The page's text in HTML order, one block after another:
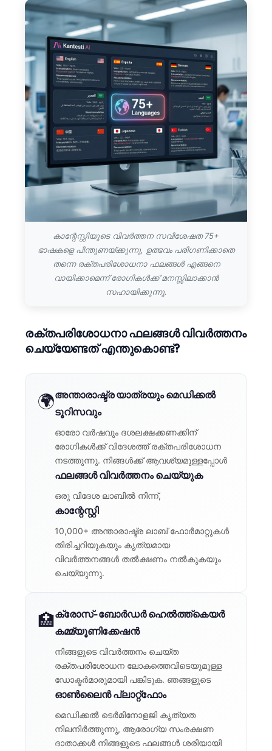
കാന്റേസ്റ്റിയുടെ വിവർത്തന സവിശേഷത 75+
ഭാഷകളെ പിന്തുണയ്ക്കുന്നു, ഉത്ഭവം പരിഗണിക്കാതെ
തന്നെ രക്തപരിശോധനാ ഫലങ്ങൾ എങ്ങനെ
വായിക്കാമെന്ന് രോഗികൾക്ക് മനസ്സിലാക്കാൻ
സഹായിക്കുന്നു.
രക്തപരിശോധനാ ഫലങ്ങൾ വിവർത്തനം
ചെയ്യേണ്ടത് എന്തുകൊണ്ട്?
🌍അന്താരാഷ്ട്ര യാത്രയും മെഡിക്കൽ
ടൂറിസവും
ഓരോ വർഷവും ദശലക്ഷക്കണക്കിന്
രോഗികൾക്ക് വിദേശത്ത് രക്തപരിശോധന
നടത്തുന്നു. നിങ്ങൾക്ക് ആവശ്യമുള്ളപ്പോൾ
ഫലങ്ങൾ വിവർത്തനം ചെയ്യുക
ഒരു വിദേശ ലാബിൽ നിന്ന്,
കാന്റേസ്റ്റി
10,000+ അന്താരാഷ്ട്ര ലാബ് ഫോർമാറ്റുകൾ
തിരിച്ചറിയുകയും കൃത്യമായ
വിവർത്തനങ്ങൾ തൽക്ഷണം നൽകുകയും
ചെയ്യുന്നു.
🏥ക്രോസ്-ബോർഡർ ഹെൽത്ത്കെയർ
കമ്മ്യൂണിക്കേഷൻ
നിങ്ങളുടെ വിവർത്തനം ചെയ്ത
രക്തപരിശോധന ലോകത്തെവിടെയുമുള്ള
ഡോക്ടർമാരുമായി പങ്കിടുക. ഞങ്ങളുടെ
ഓൺലൈൻ പ്ലാറ്റ്‌ഫോം
മെഡിക്കൽ ടെർമിനോളജി കൃത്യത
നിലനിർത്തുന്നു, ആരോഗ്യ സംരക്ഷണ
ദാതാക്കൾ നിങ്ങളുടെ ഫലങ്ങൾ ശരിയായി